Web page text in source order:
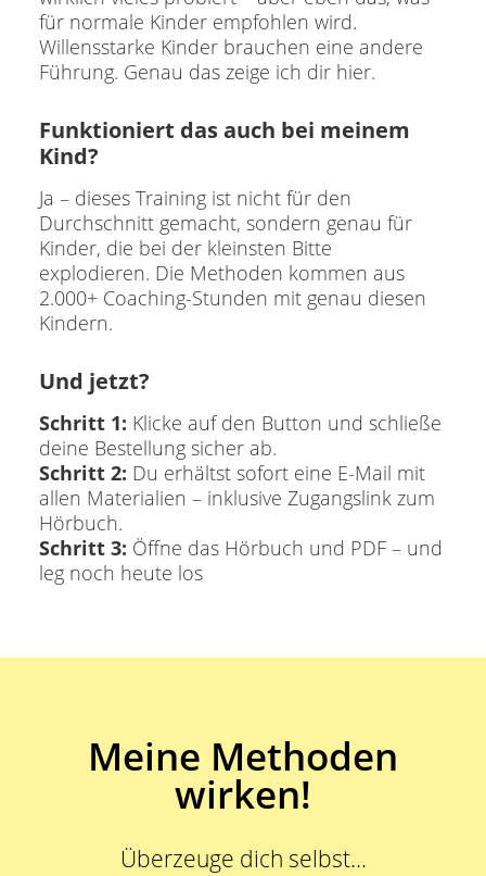
für normale Kinder empfohlen wird.
Willensstarke Kinder brauchen eine andere
Führung. Genau das zeige ich dir hier.
Funktioniert das auch bei meinem
Kind?
Ja – dieses Training ist nicht für den
Durchschnitt gemacht, sondern genau für
Kinder, die bei der kleinsten Bitte
explodieren. Die Methoden kommen aus
2.000+ Coaching-Stunden mit genau diesen
Kindern.
Und jetzt?
Schritt 1: Klicke auf den Button und schließe
deine Bestellung sicher ab.
Schritt 2: Du erhältst sofort eine E-Mail mit
allen Materialien – inklusive Zugangslink zum
Hörbuch.
Schritt 3: Öffne das Hörbuch und PDF – und
leg noch heute los
Meine Methoden
wirken!
Überzeuge dich selbst…